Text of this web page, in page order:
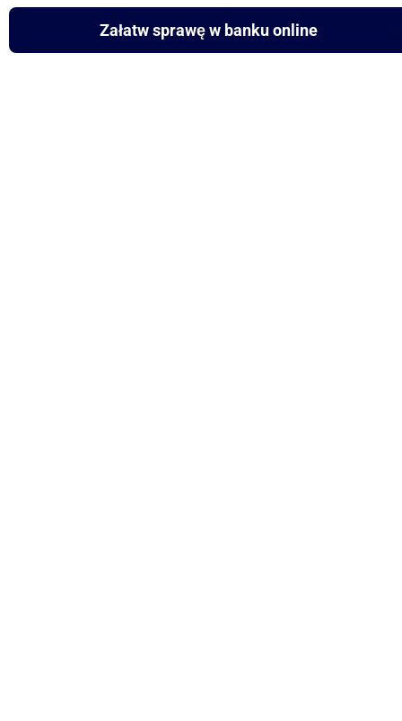
Załatw sprawę w banku online